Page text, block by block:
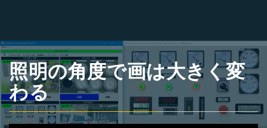
照明の角度で画は大きく変
わる